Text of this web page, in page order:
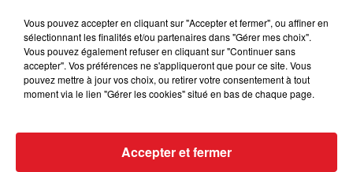
VOLONTAIRE EN COURS, APRÈS LA...
Selon les premiers éléments, le logement servait
Vous pouvez accepter en cliquant sur "Accepter et fermer", ou affiner en
sélectionnant les finalités et/ou partenaires dans "Gérer mes choix".
Vous pouvez également refuser en cliquant sur "Continuer sans
accepter". Vos préférences ne s'appliqueront que pour ce site. Vous
pouvez mettre à jour vos choix, ou retirer votre consentement à tout
moment via le lien "Gérer les cookies" situé en bas de chaque page.
Accepter et fermer